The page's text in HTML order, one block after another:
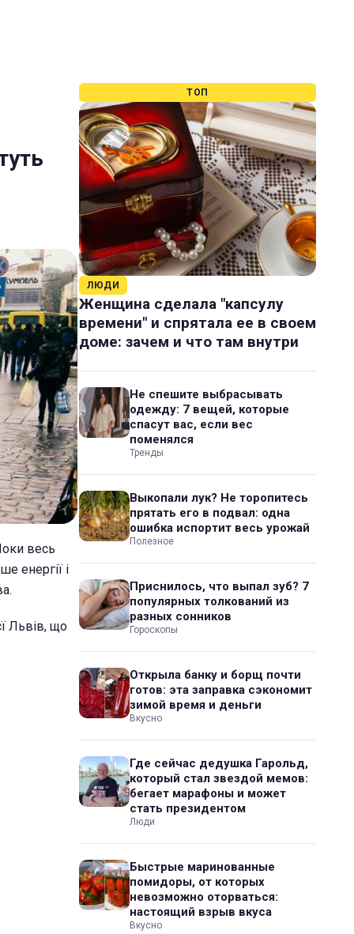
весь
енергії і
Львів, що
ТОП
ЛЮДИ
Женщина сделала "капсулу
времени" и спрятала ее в своем
доме: зачем и что там внутри
Не спешите выбрасывать
одежду: 7 вещей, которые
спасут вас, если вес
поменялся
Тренды
Выкопали лук? Не торопитесь
прятать его в подвал: одна
ошибка испортит весь урожай
Полезное
Приснилось, что выпал зуб? 7
популярных толкований из
разных сонников
Гороскопы
Открыла банку и борщ почти
готов: эта заправка сэкономит
зимой время и деньги
Вкусно
Где сейчас дедушка Гарольд,
который стал звездой мемов:
бегает марафоны и может
стать президентом
Люди
Быстрые маринованные
помидоры, от которых
невозможно оторваться:
настоящий взрыв вкуса
Вкусно